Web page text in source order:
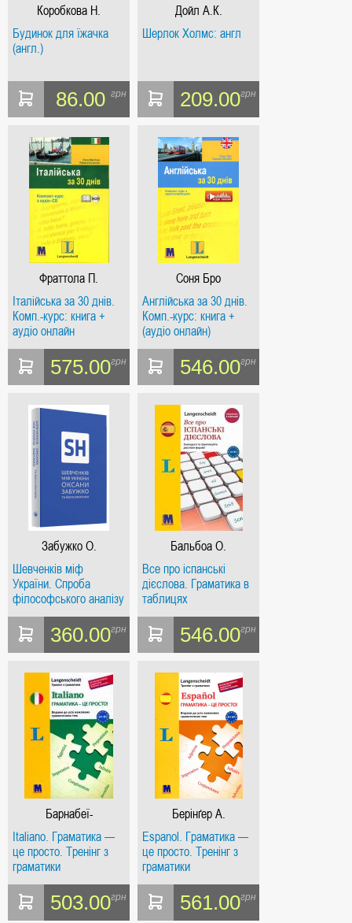
Коробкова Н.
Будинок для їжачка
(англ.)
86.00 грн
Дойл А.К.
Шерлок Холмс: англ
209.00грн
Фраттола П.
Італійська за 30 днів.
Комп.-курс: книга +
аудіо онлайн
575.00грн
Соня Бро
Англійська за 30 днів.
Комп.-курс: книга +
(аудіо онлайн)
546.00грн
Забужко О.
Шевченків міф
України. Спроба
філософського аналізу
360.00грн
Бальбоа О.
Все про іспанські
дієслова. Граматика в
таблицях
546.00грн
Барнабеї-
Дангельмайєр П.
Italiano. Граматика —
це просто. Тренінг з
граматики
503.00грн
Берінґер А.
Espanol. Граматика —
це просто. Тренінг з
граматики
561.00грн